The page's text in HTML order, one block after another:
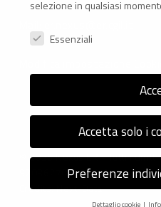
© 2026 Nexus ER - Tutti i
92036270376 -Informativa
Credits: Next-Data
selezione in qualsiasi
Preferenze Privacy
Essenziali
Accetta solo i
Preferenze
Dettaglio cookie